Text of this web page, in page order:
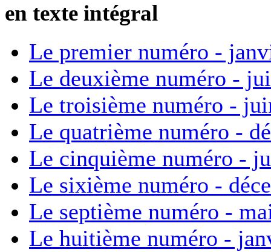
en texte intégral
Le premier numéro -
Le deuxième numéro -
Le troisième numéro -
Le quatrième numéro -
Le cinquième numéro -
Le sixième numéro -
Le septième numéro -
Le huitième numéro -